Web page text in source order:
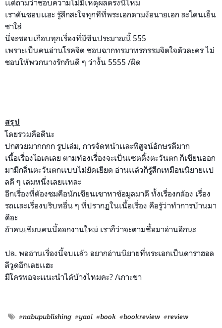
เเต่ถามว่าชอบความไม่มีเหตุผลตรงนี้ไหม
เราดันชอบเเฮะ รู้สึกสะใจทุกทีที่พระเอกตามง้อนายเอก ละโดนเย็น
ชาใส่
นี่จะชอบเกือบทุกเรื่องที่มีซีนประมาณนี้ 555
เพราะเป็นคนอ่านโรคจิต ชอบฉากทรมาทรกรรมจิตใจตัวละคร ไม่
ชอบให้พวกนางรักกันดี ๆ ว่างั้น 5555 /ผิด
สรุป
โดยรวมคือดีนะ
ปกสวยมากกกก รูปเล่ม, การจัดหน้าเเละพิสูจน์อักษรดีมาก
เนื้อเรื่องโอเคเลย ตามท้องเรื่องจะเป็นเซตติ้งตะวันตก ก็เขียนออก
มามีกลิ่นตะวันตกเเบบไม่ยัดเยียด อ่านเเล้วก็รู้สึกเหมือนนิยายเเป
ลดี ๆ เล่มหนึ่งเลยเเหละ
อีกเรื่องที่ต้องชมคือนักเขียนเขาหาข้อมูลมาดี ทั้งเรื่องกล้อง เรื่อง
รถเเละเรื่องบริบทอื่น ๆ ที่ปรากฏในเนื้อเรื่อง คือรู้ว่าทำการบ้านมา
ดีอะ
ถ้าคนเขียนคนนี้ออกงานใหม่ เราก็ว่าจะตามซื้อมาอ่านอีกนะ
ปล. พออ่านเรื่องนี้จบเเล้ว อยากอ่านนิยายที่พระเอกเป็นดาราฮอล
ลีวูดอีกเลยเเฮะ
มีใครพอจะเเนะนำได้บ้างไหมคะ? /เกาะขา
#nabupublishing #yaoi #book #bookreview #review